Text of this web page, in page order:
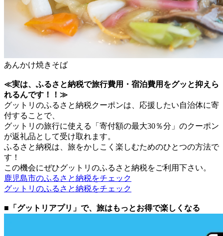
あんかけ焼きそば
≪実は、ふるさと納税で旅行費用・宿泊費用をグッと抑えら
れるんです！！≫
グットリのふるさと納税クーポンは、応援したい自治体に寄
付することで、
グットリの旅行に使える「寄付額の最大30％分」のクーポン
が返礼品として受け取れます。
ふるさと納税は、旅をかしこく楽しむためのひとつの方法で
す！
この機会にぜひグットリのふるさと納税をご利用下さい。
鹿児島市のふるさと納税をチェック
グットリのふるさと納税をチェック
■「グットリアプリ」で、旅はもっとお得で楽しくなる